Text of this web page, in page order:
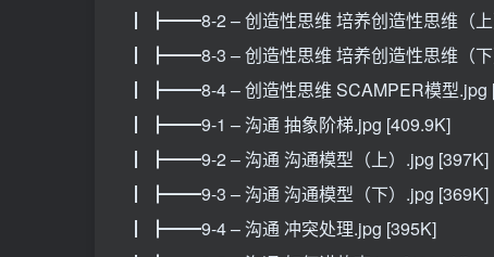
┃ ┣━━8-2 – 创造性思维 培养创造性思维（上
┃ ┣━━8-3 – 创造性思维 培养创造性思维（下
┃ ┣━━8-4 – 创造性思维 SCAMPER模型.jpg
┃ ┣━━9-1 – 沟通 抽象阶梯.jpg [409.9K]
┃ ┣━━9-2 – 沟通 沟通模型（上）.jpg [397K]
┃ ┣━━9-3 – 沟通 沟通模型（下）.jpg [369K]
┃ ┣━━9-4 – 沟通 冲突处理.jpg [395K]